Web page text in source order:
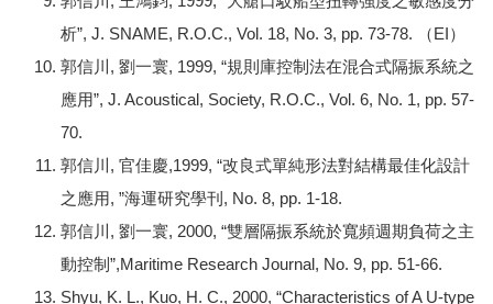
析”, J. SNAME, R.O.C., Vol. 18, No. 3, pp. 73-78. （EI）
郭信川, 劉一寰, 1999, “規則庫控制法在混合式隔振系統之
應用”, J. Acoustical, Society, R.O.C., Vol. 6, No. 1, pp. 57-
70.
郭信川, 官佳慶,1999, “改良式單純形法對結構最佳化設計
之應用, ”海運研究學刊, No. 8, pp. 1-18.
郭信川, 劉一寰, 2000, “雙層隔振系統於寬頻週期負荷之主
動控制”,Maritime Research Journal, No. 9, pp. 51-66.
Shyu, K. L., Kuo, H. C., 2000, “Characteristics of A U-type